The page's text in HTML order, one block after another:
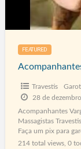
FEATURED
Travestis
28 de
Acompanhantes
Massagistas
Faça um pix para
214 total views, 0